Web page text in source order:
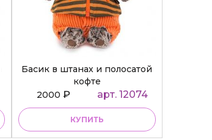
Басик в штанах и полосатой
кофте
2000 ₽ арт. 12074
КУПИТЬ